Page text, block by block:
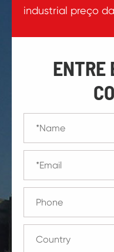
industrial preço
ENTRE